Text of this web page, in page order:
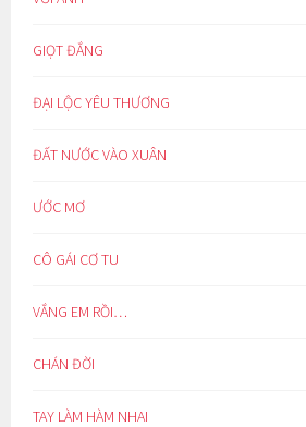
GIỌT ĐẮNG
ĐẠI LỘC YÊU THƯƠNG
ĐẤT NƯỚC VÀO XUÂN
ƯỚC MƠ
CÔ GÁI CƠ TU
VẮNG EM RỒI…
CHÁN ĐỜI
TAY LÀM HÀM NHAI